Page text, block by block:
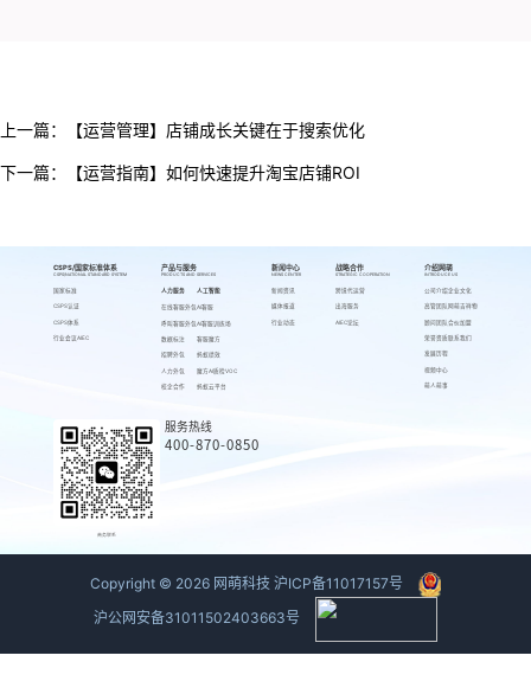
上一篇： 【运营管理】店铺成长关键在于搜索优化
下一篇： 【运营指南】如何快速提升淘宝店铺ROI
CSPS/国家标准体系
CSPS/NATIONAL STANDARD SYSTEM
国家标准
CSPS认证
CSPS体系
行业会议AIEC
产品与服务
PRODUCTS AND SERVICES
人力服务
在线客服外包
呼叫客服外包
数据标注
招聘外包
人力外包
校企合作
人工智能
AI客服
AI客服训练场
客服魔方
蚂蚁绩效
魔方AI质检VOC
蚂蚁云平台
新闻中心
NEWS CENTER
新闻资讯
媒体报道
行业动态
战略合作
STRATEGIC COOPERATION
跨境代运营
出海服务
AIEC论坛
介绍网萌
INTRODUCE US
公司介绍
高管团队
顾问团队
荣誉资质
发展历程
视频中心
萌人萌事
企业文化
网萌吉祥物
合伙加盟
联系我们
商务联系
服务热线
400-870-0850
Copyright © 2026 网萌科技 沪ICP备11017157号
沪公网安备31011502403663号